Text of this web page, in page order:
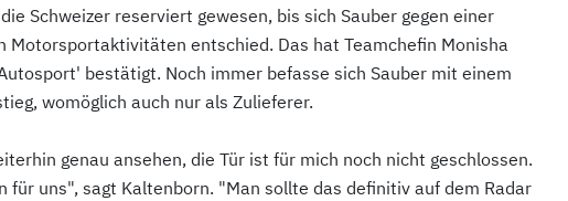
Schweizer reserviert gewesen, bis sich Sauber gegen einer
Motorsportaktivitäten entschied. Das hat Teamchefin Monisha
bestätigt. Noch immer befasse sich Sauber mit einem
womöglich auch nur als Zulieferer.
genau ansehen, die Tür ist für mich noch nicht geschlossen.
für uns", sagt Kaltenborn. "Man sollte das definitiv auf dem Radar